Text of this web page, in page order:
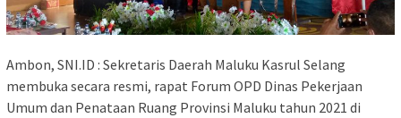
Ambon, SNI.ID : Sekretaris Daerah Maluku Kasrul Selang
membuka secara resmi, rapat Forum OPD Dinas Pekerjaan
Umum dan Penataan Ruang Provinsi Maluku tahun 2021 di